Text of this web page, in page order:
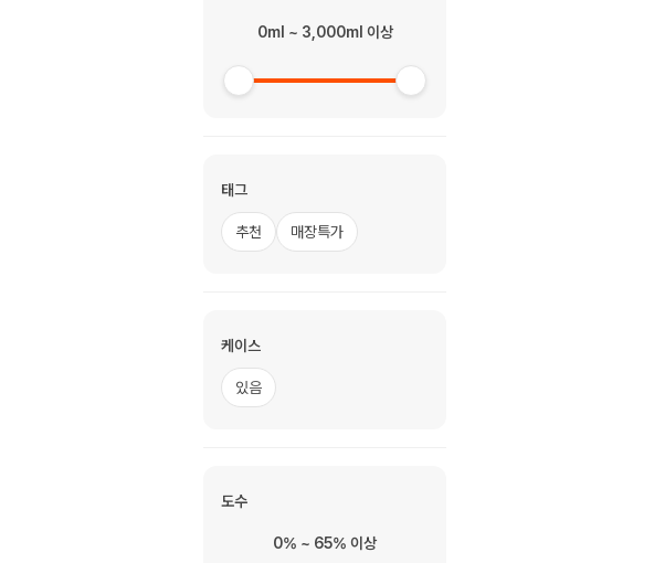
0ml ~ 3,000ml 이상
태그
추천 매장특가
케이스
있음
도수
0% ~ 65% 이상